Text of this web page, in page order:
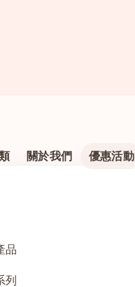
品
列
關於我們 優惠活動